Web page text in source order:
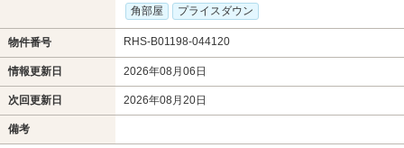
角部屋
プライスダウン
物件番号 RHS-B01198-044120
情報更新日 2026年08月06日
次回更新日 2026年08月20日
備考